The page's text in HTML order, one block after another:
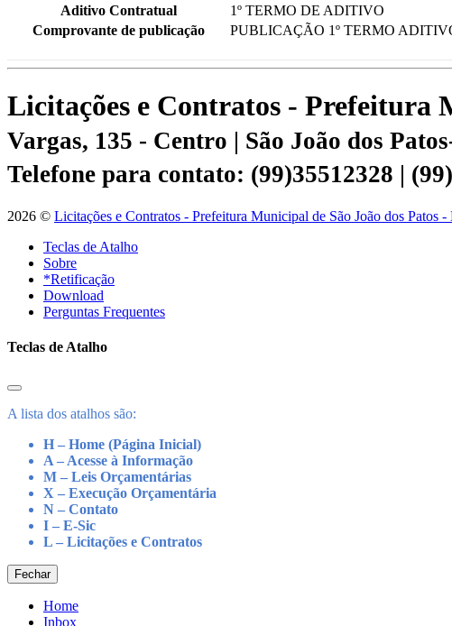
Aditivo Contratual
1º TERMO DE ADITIVO
Comprovante de publicação
PUBLICAÇÃO 1º TERMO
Licitações e Contratos - Prefeitura
Vargas, 135 - Centro | São João dos
Telefone para contato: (99)35512328 |
2026 © Licitações e Contratos - Prefeitura Municipal de São João dos Patos -
Teclas de Atalho
Sobre
*Retificação
Download
Perguntas Frequentes
Teclas de Atalho
A lista dos atalhos são:
H – Home (Página Inicial)
A – Acesse à Informação
M – Leis Orçamentárias
X – Execução Orçamentária
N – Contato
I – E-Sic
L – Licitações e Contratos
Fechar
Home
Inbox